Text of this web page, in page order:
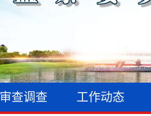
审查调查 工作动态